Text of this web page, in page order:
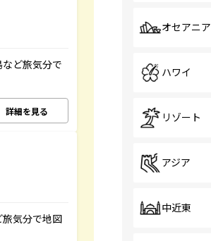
ど旅気分で
詳細を見る
気分で地図
オセアニア
ハワイ
リゾート
アジア
中近東